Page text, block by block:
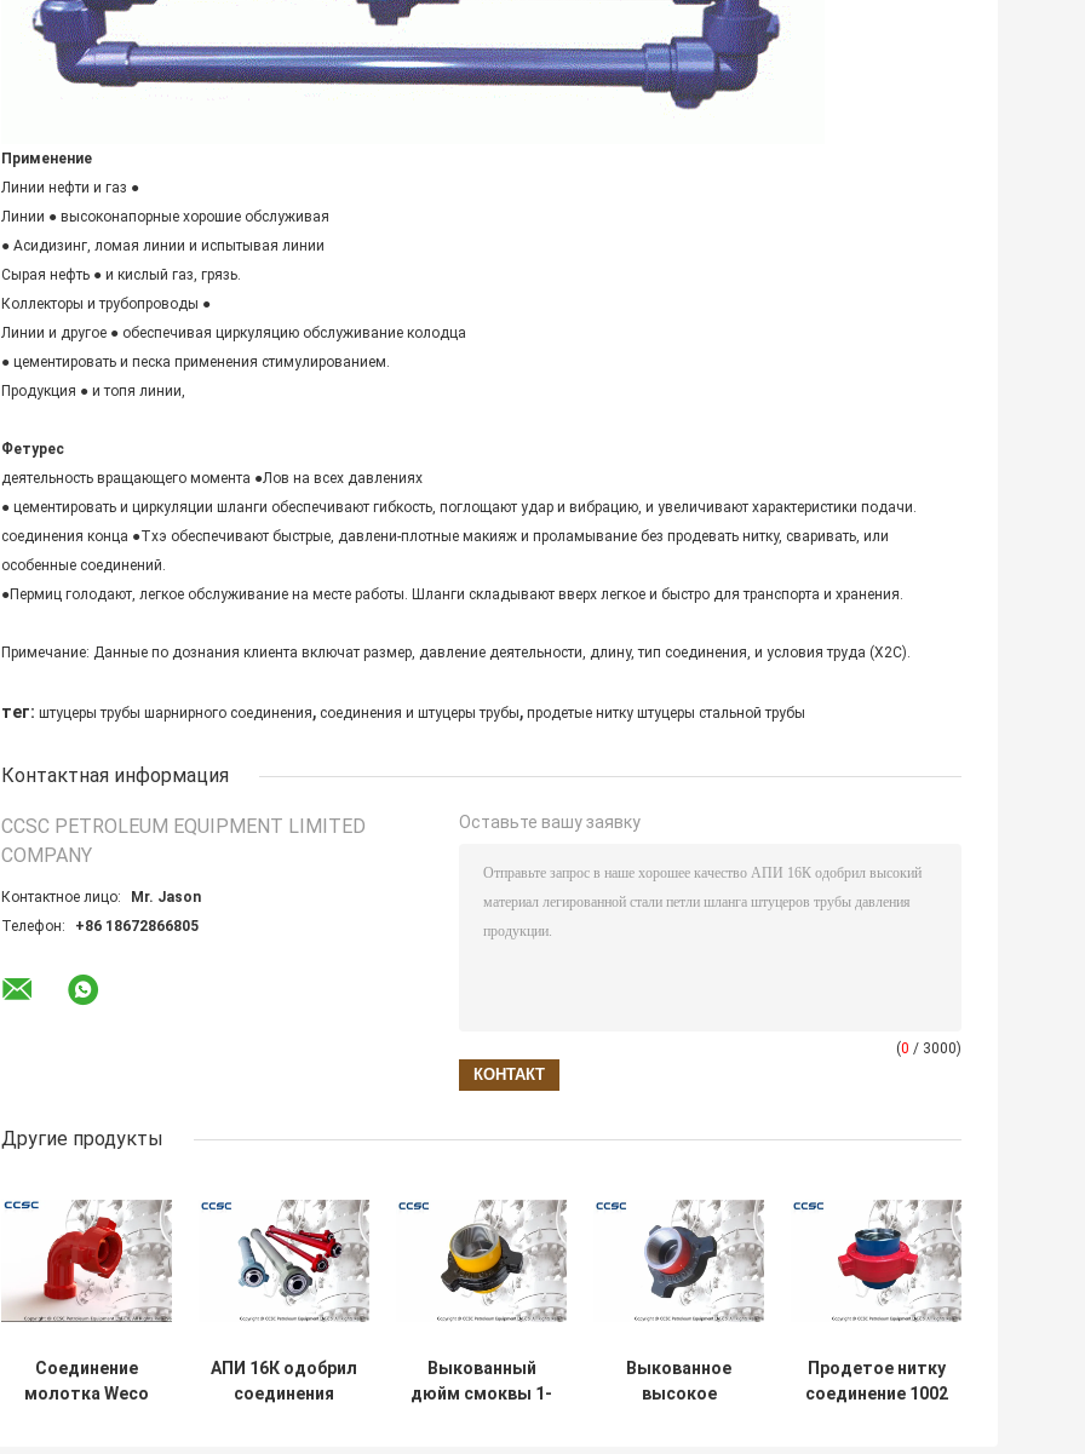
Применение
Линии нефти и газ ●
Линии ● высоконапорные хорошие обслуживая
● Асидизинг, ломая линии и испытывая линии
Сырая нефть ● и кислый газ, грязь.
Коллекторы и трубопроводы ●
Линии и другое ● обеспечивая циркуляцию обслуживание колодца
● цементировать и песка применения стимулированием.
Продукция ● и топя линии,
Фетурес
деятельность вращающего момента ●Лов на всех давлениях
● цементировать и циркуляции шланги обеспечивают гибкость, поглощают удар и вибрацию, и увеличивают характеристики подачи.
соединения конца ●Тхэ обеспечивают быстрые, давлени-плотные макияж и проламывание без продевать нитку, сваривать, или
особенные соединений.
●Пермиц голодают, легкое обслуживание на месте работы. Шланги складывают вверх легкое и быстро для транспорта и хранения.
Примечание: Данные по дознания клиента включат размер, давление деятельности, длину, тип соединения, и условия труда (Х2С).
тег: штуцеры трубы шарнирного соединения, соединения и штуцеры трубы, продетые нитку штуцеры стальной трубы
Контактная информация
CCSC PETROLEUM EQUIPMENT LIMITED
COMPANY
Контактное лицо:
Mr. Jason
Телефон:
+86 18672866805
Оставьте вашу заявку
(0 / 3000)
Другие продукты
Соединение
молотка Weco
АПИ 16К одобрил
соединения
Выкованный
дюйм смоквы 1-
Выкованное
высокое
Продетое нитку
соединение 1002